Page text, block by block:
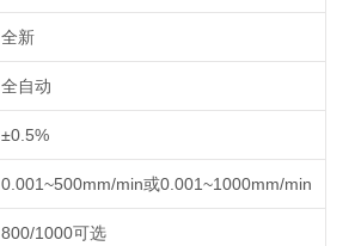
全新
全自动
±0.5%
0.001~500mm/min或0.001~1000mm/min
800/1000可选